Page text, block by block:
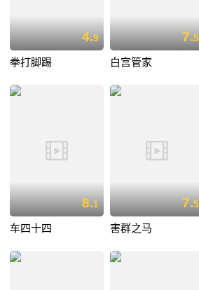
4.9
拳打脚踢
7.5
白宫管家
8.1
车四十四
7.5
害群之马